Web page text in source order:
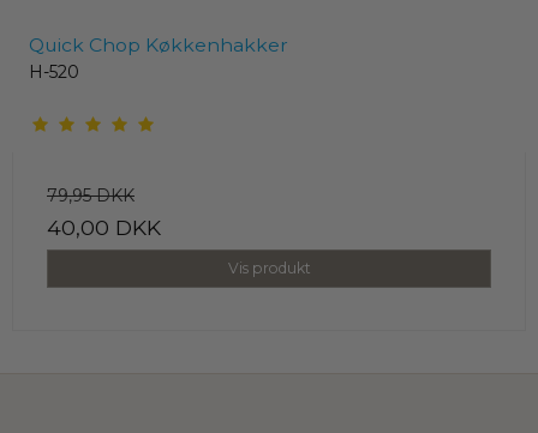
Quick Chop Køkkenhakker
H-520
79,95 DKK
40,00 DKK
Vis produkt